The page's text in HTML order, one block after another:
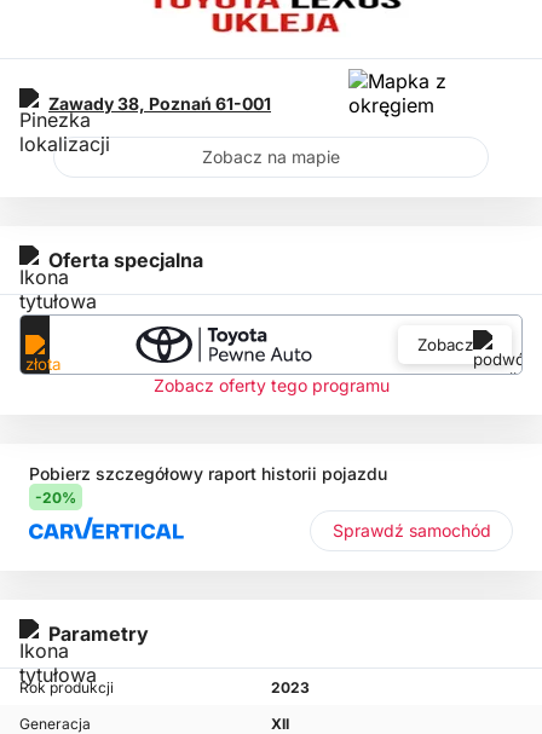
Pobierz szczegółowy raport historii pojazdu
-20%
Sprawdź samochód
Parametry
Rok produkcji
2023
Generacja
XII
Oferta specjalna
Zobacz
Zobacz oferty tego programu
Zawady 38, Poznań 61-001
Zobacz na mapie